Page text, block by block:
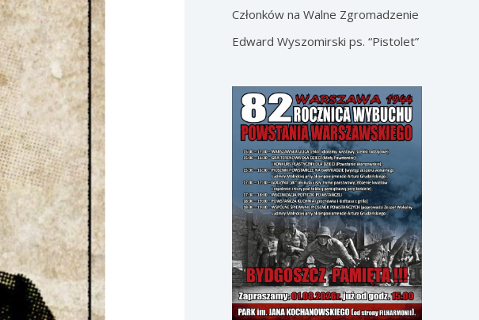
Członków na Walne Zgromadzenie
Edward Wyszomirski ps. “Pistolet”